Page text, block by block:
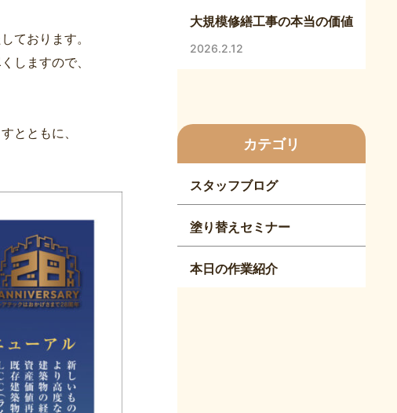
ております。
しますので、
とともに、
大規模修繕工事の本当の価値
2026.2.12
カテゴリ
スタッフブログ
塗り替えセミナー
本日の作業紹介